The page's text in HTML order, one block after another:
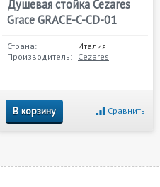
Душевая стойка Cezares
Grace GRACE-C-CD-01
Страна:
Италия
Производитель: Cezares
В корзину Сравнить